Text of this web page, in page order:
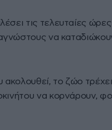
τις τελευταίες
να
ακολουθεί, το ζώο
να κορνάρουν,